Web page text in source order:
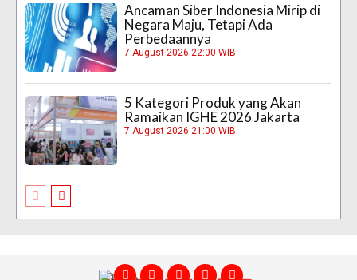
Ancaman Siber Indonesia Mirip di
Negara Maju, Tetapi Ada
Perbedaannya
7 August 2026 22:00 WIB
5 Kategori Produk yang Akan
Ramaikan IGHE 2026 Jakarta
7 August 2026 21:00 WIB